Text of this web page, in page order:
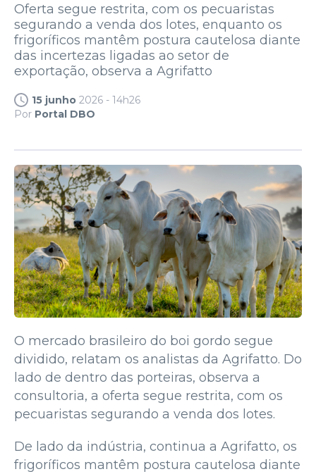
Oferta segue restrita, com os pecuaristas
segurando a venda dos lotes, enquanto os
frigoríficos mantêm postura cautelosa diante
das incertezas ligadas ao setor de
exportação, observa a Agrifatto
15 junho 2026 - 14h26
Por Portal DBO
O mercado brasileiro do boi gordo segue
dividido, relatam os analistas da Agrifatto. Do
lado de dentro das porteiras, observa a
consultoria, a oferta segue restrita, com os
pecuaristas segurando a venda dos lotes.
De lado da indústria, continua a Agrifatto, os
frigoríficos mantêm postura cautelosa diante